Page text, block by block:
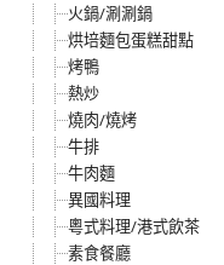
火鍋/涮涮鍋
烘培麵包蛋糕甜點
烤鴨
熱炒
燒肉/燒烤
牛排
牛肉麵
異國料理
粵式料理/港式飲茶
素食餐廳